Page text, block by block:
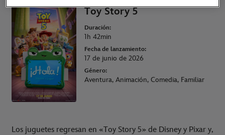
Toy Story 5
Duración:
1h 42min
Fecha de lanzamiento:
17 de junio de 2026
Género:
Aventura, Animación, Comedia, Familiar
Los juguetes regresan en «Toy Story 5» de Disney y Pixar y,